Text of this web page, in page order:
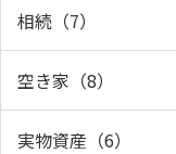
相続（7）
空き家（8）
実物資産（6）